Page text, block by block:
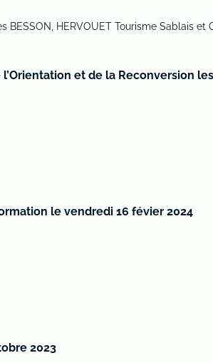
HERVOUET Tourisme Sablais
et de la Reconversion
le vendredi 16 févier 2024
2023